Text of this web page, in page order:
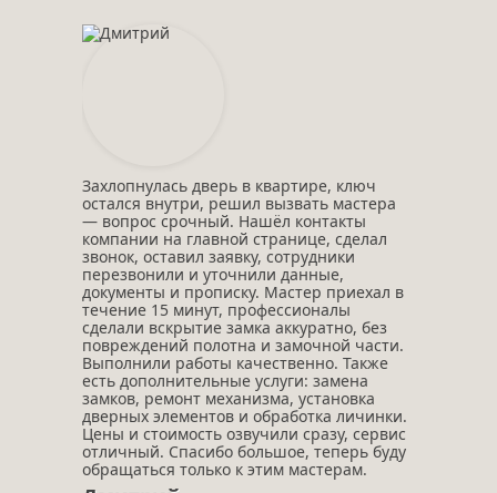
Захлопнулась дверь в квартире, ключ
остался внутри, решил вызвать мастера
— вопрос срочный. Нашёл контакты
компании на главной странице, сделал
звонок, оставил заявку, сотрудники
перезвонили и уточнили данные,
документы и прописку. Мастер приехал в
течение 15 минут, профессионалы
сделали вскрытие замка аккуратно, без
повреждений полотна и замочной части.
Выполнили работы качественно. Также
есть дополнительные услуги: замена
замков, ремонт механизма, установка
дверных элементов и обработка личинки.
Цены и стоимость озвучили сразу, сервис
отличный. Спасибо большое, теперь буду
обращаться только к этим мастерам.